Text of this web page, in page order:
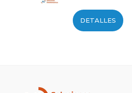
DETALLES